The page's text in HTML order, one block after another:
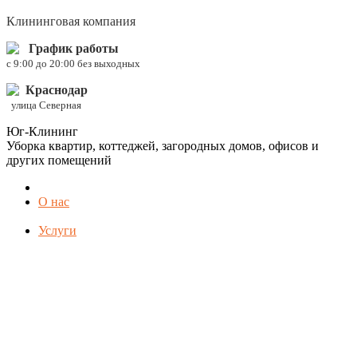
Клининговая компания
График работы
c 9:00 до 20:00 без выходных
Краснодар
улица Северная
Юг-Клининг
Уборка квартир, коттеджей, загородных домов, офисов и
других помещений
О нас
Услуги